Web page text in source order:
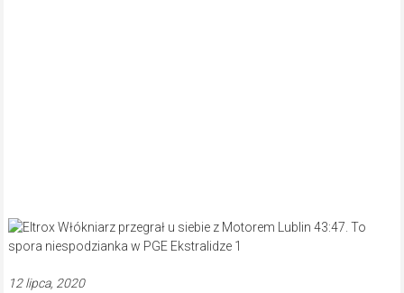
12 lipca, 2020